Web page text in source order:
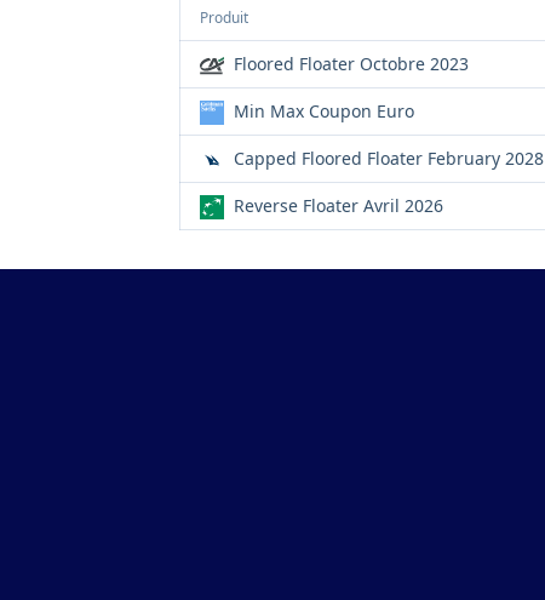
Produit
Floored Floater Octobre 2023
Min Max Coupon Euro
Capped Floored Floater February 2028
Reverse Floater Avril 2026